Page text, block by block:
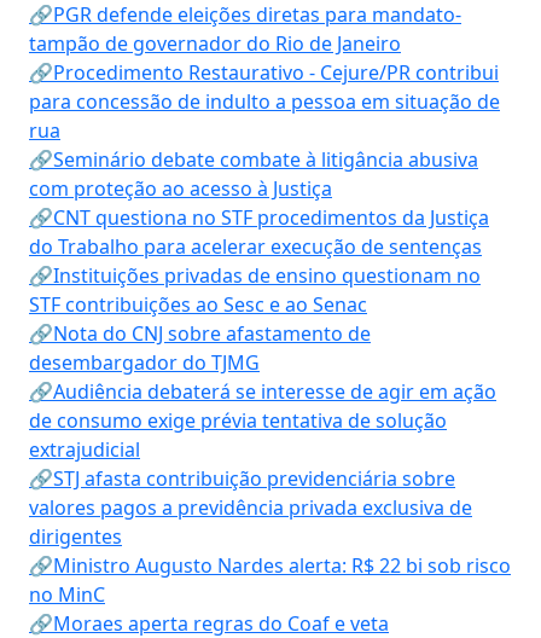
🔗PGR defende eleições diretas para mandato-
tampão de governador do Rio de Janeiro
🔗Procedimento Restaurativo - Cejure/PR contribui
para concessão de indulto a pessoa em situação de
rua
🔗Seminário debate combate à litigância abusiva
com proteção ao acesso à Justiça
🔗CNT questiona no STF procedimentos da Justiça
do Trabalho para acelerar execução de sentenças
🔗Instituições privadas de ensino questionam no
STF contribuições ao Sesc e ao Senac
🔗Nota do CNJ sobre afastamento de
desembargador do TJMG
🔗Audiência debaterá se interesse de agir em ação
de consumo exige prévia tentativa de solução
extrajudicial
🔗STJ afasta contribuição previdenciária sobre
valores pagos a previdência privada exclusiva de
dirigentes
🔗Ministro Augusto Nardes alerta: R$ 22 bi sob risco
no MinC
🔗Moraes aperta regras do Coaf e veta